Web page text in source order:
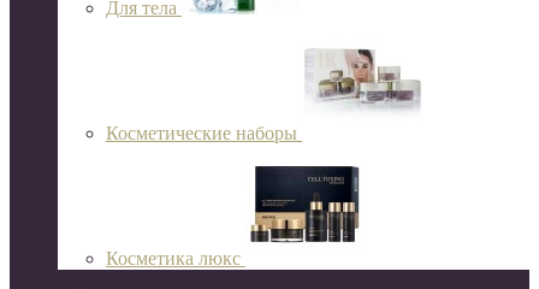
Для тела
Косметические наборы
Косметика люкс